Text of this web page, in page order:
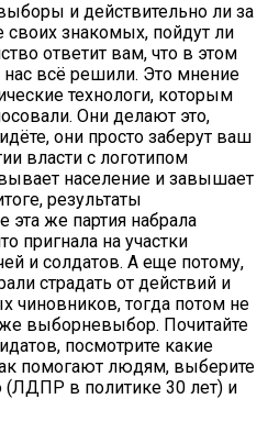
и действительно ли за
своих знакомых, пойдут ли
ответит вам, что в этом
нас всё решили. Это мнение
технологи, которым
Они делают это,
они просто заберут ваш
власти с логотипом
население и завышает
результаты
эта же партия набрала
пригнала на участки
и солдатов. А еще потому,
страдать от действий и
чиновников, тогда потом не
выборневыбор. Почитайте
посмотрите какие
помогают людям, выберите
в политике 30 лет) и